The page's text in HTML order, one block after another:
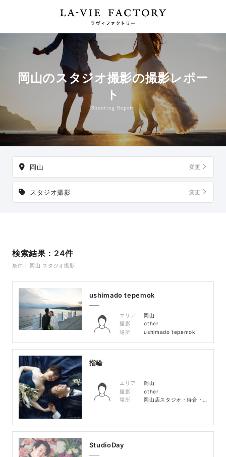
Shooting Report
岡山のスタジオ撮影の撮影レポー
ト
岡山 変更
スタジオ撮影 変更
検索結果：24件
条件： 岡山 スタジオ撮影
ushimado tepemok
エリア
岡山
撮影
other
場所
ushimado tepemok
指輪
エリア
岡山
撮影
other
場所
岡山店スタジオ・待合・廊下
StudioDay